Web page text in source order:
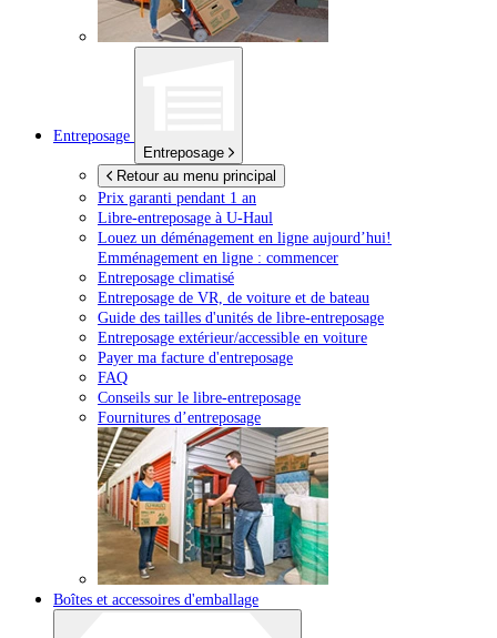
Entreposage
Entreposage
Retour au menu principal
Prix garanti pendant 1 an
Libre-entreposage à U-Haul
Louez un déménagement en ligne aujourd’hui!
Emménagement en ligne : commencer
Entreposage climatisé
Entreposage de VR, de voiture et de bateau
Guide des tailles d'unités de libre-entreposage
Entreposage extérieur/accessible en voiture
Payer ma facture d'entreposage
FAQ
Conseils sur le libre-entreposage
Fournitures d’entreposage
Boîtes et accessoires d'emballage